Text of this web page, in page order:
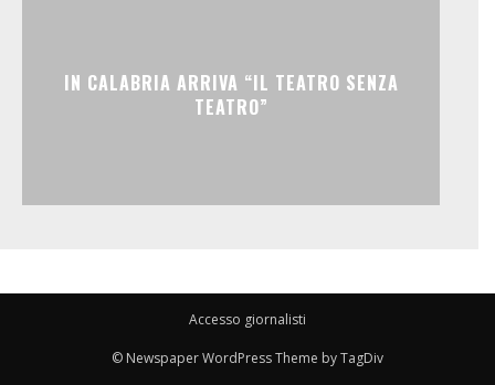
IN CALABRIA ARRIVA “IL TEATRO SENZA
TEATRO”
Accesso giornalisti
© Newspaper WordPress Theme by TagDiv